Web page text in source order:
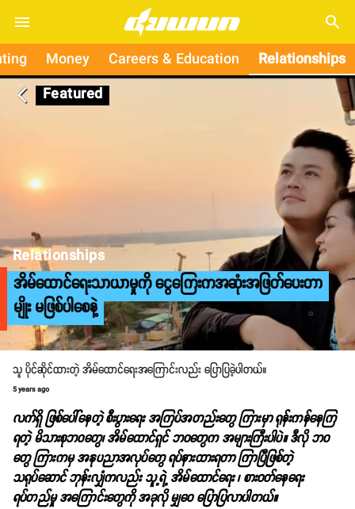
search
Money Careers & Education
Relationships
Featured
arrow_back_ios
Relationships
အိမ်ထောင်ရေးသာယာမှုကို ငွေကြေးကအဆုံးအဖြတ်ပေးတာ
မျိုး မဖြစ်ပါစေနဲ့
သူ ပိုင်ဆိုင်ထားတဲ့ အိမ်ထောင်ရေးအကြောင်းလည်း ပြောပြခဲ့ပါတယ်။
5 years ago
လက်ရှိ ဖြစ်ပေါ်နေတဲ့ စီးပွားရေး အကြပ်အတည်းတွေ ကြားမှာ ရုန်းကန်နေကြ
ရတဲ့ မိသားစုဘဝတွေ၊ အိမ်ထောင်ရှင် ဘဝတွေက အများကြီးပါပဲ။ ဒီလို ဘဝ
တွေ ကြားကမှ အနုပညာအလုပ်တွေ ရပ်နားထားရတာ ကြာပြီဖြစ်တဲ့
သရုပ်ဆောင် ဘုန်းလျှံကလည်း သူ့ရဲ့ အိမ်ထောင်ရေး ၊ စားဝတ်နေရေး
ရပ်တည်မှု အကြောင်းတွေကို အခုလို မျှဝေ ပြောပြလာပါတယ်။